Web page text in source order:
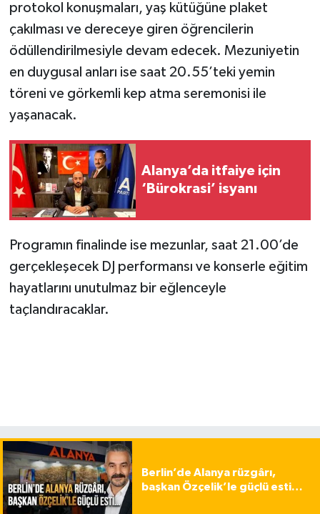
protokol konuşmaları, yaş kütüğüne plaket
çakılması ve dereceye giren öğrencilerin
ödüllendirilmesiyle devam edecek. Mezuniyetin
en duygusal anları ise saat 20.55’teki yemin
töreni ve görkemli kep atma seremonisi ile
yaşanacak.
Alanya’da itfaiye için
‘Bürokrasi’ isyanı
Programın finalinde ise mezunlar, saat 21.00’de
gerçekleşecek DJ performansı ve konserle eğitim
hayatlarını unutulmaz bir eğlenceyle
taçlandıracaklar.
Berlin’de Alanya rüzgârı,
başkan Özçelik’le güçlü esti…